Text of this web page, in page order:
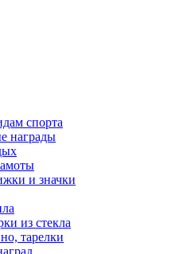
спорта
награды
и значки
из стекла
тарелки